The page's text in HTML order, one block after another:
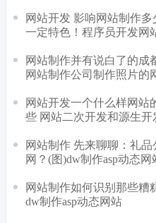
网站开发 影响网站制作
一定特色！程序员开发网
网站制作并有说白了的成
网站制作公司制作照片的
网站开发一个什么样网站
些 网站二次开发和源生开
网站制作 先来聊聊：礼
网？(图)dw制作asp动态网
网站制作如何识别那些糟
dw制作asp动态网站